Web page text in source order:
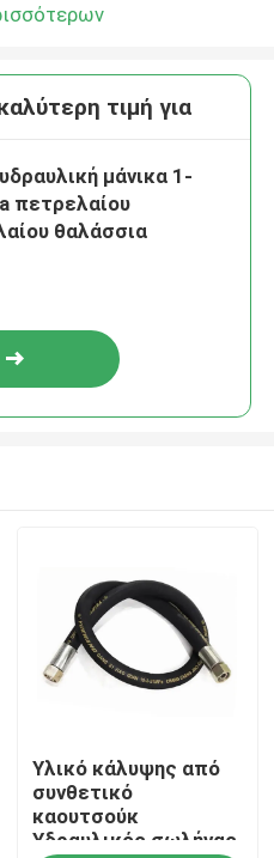
τιμή για
μάνικα 1-
πετρελαίου
θαλάσσια
Υλικό κάλυψης από
συνθετικό
καουτσούκ
Υδραυλικός σωλήνας